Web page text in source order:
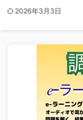
2026年3月3日